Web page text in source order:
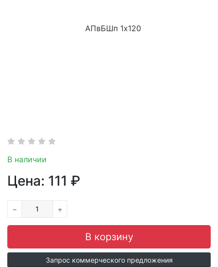
В наличии
Цена: 111 ₽
− +
Запрос коммерческого предложения